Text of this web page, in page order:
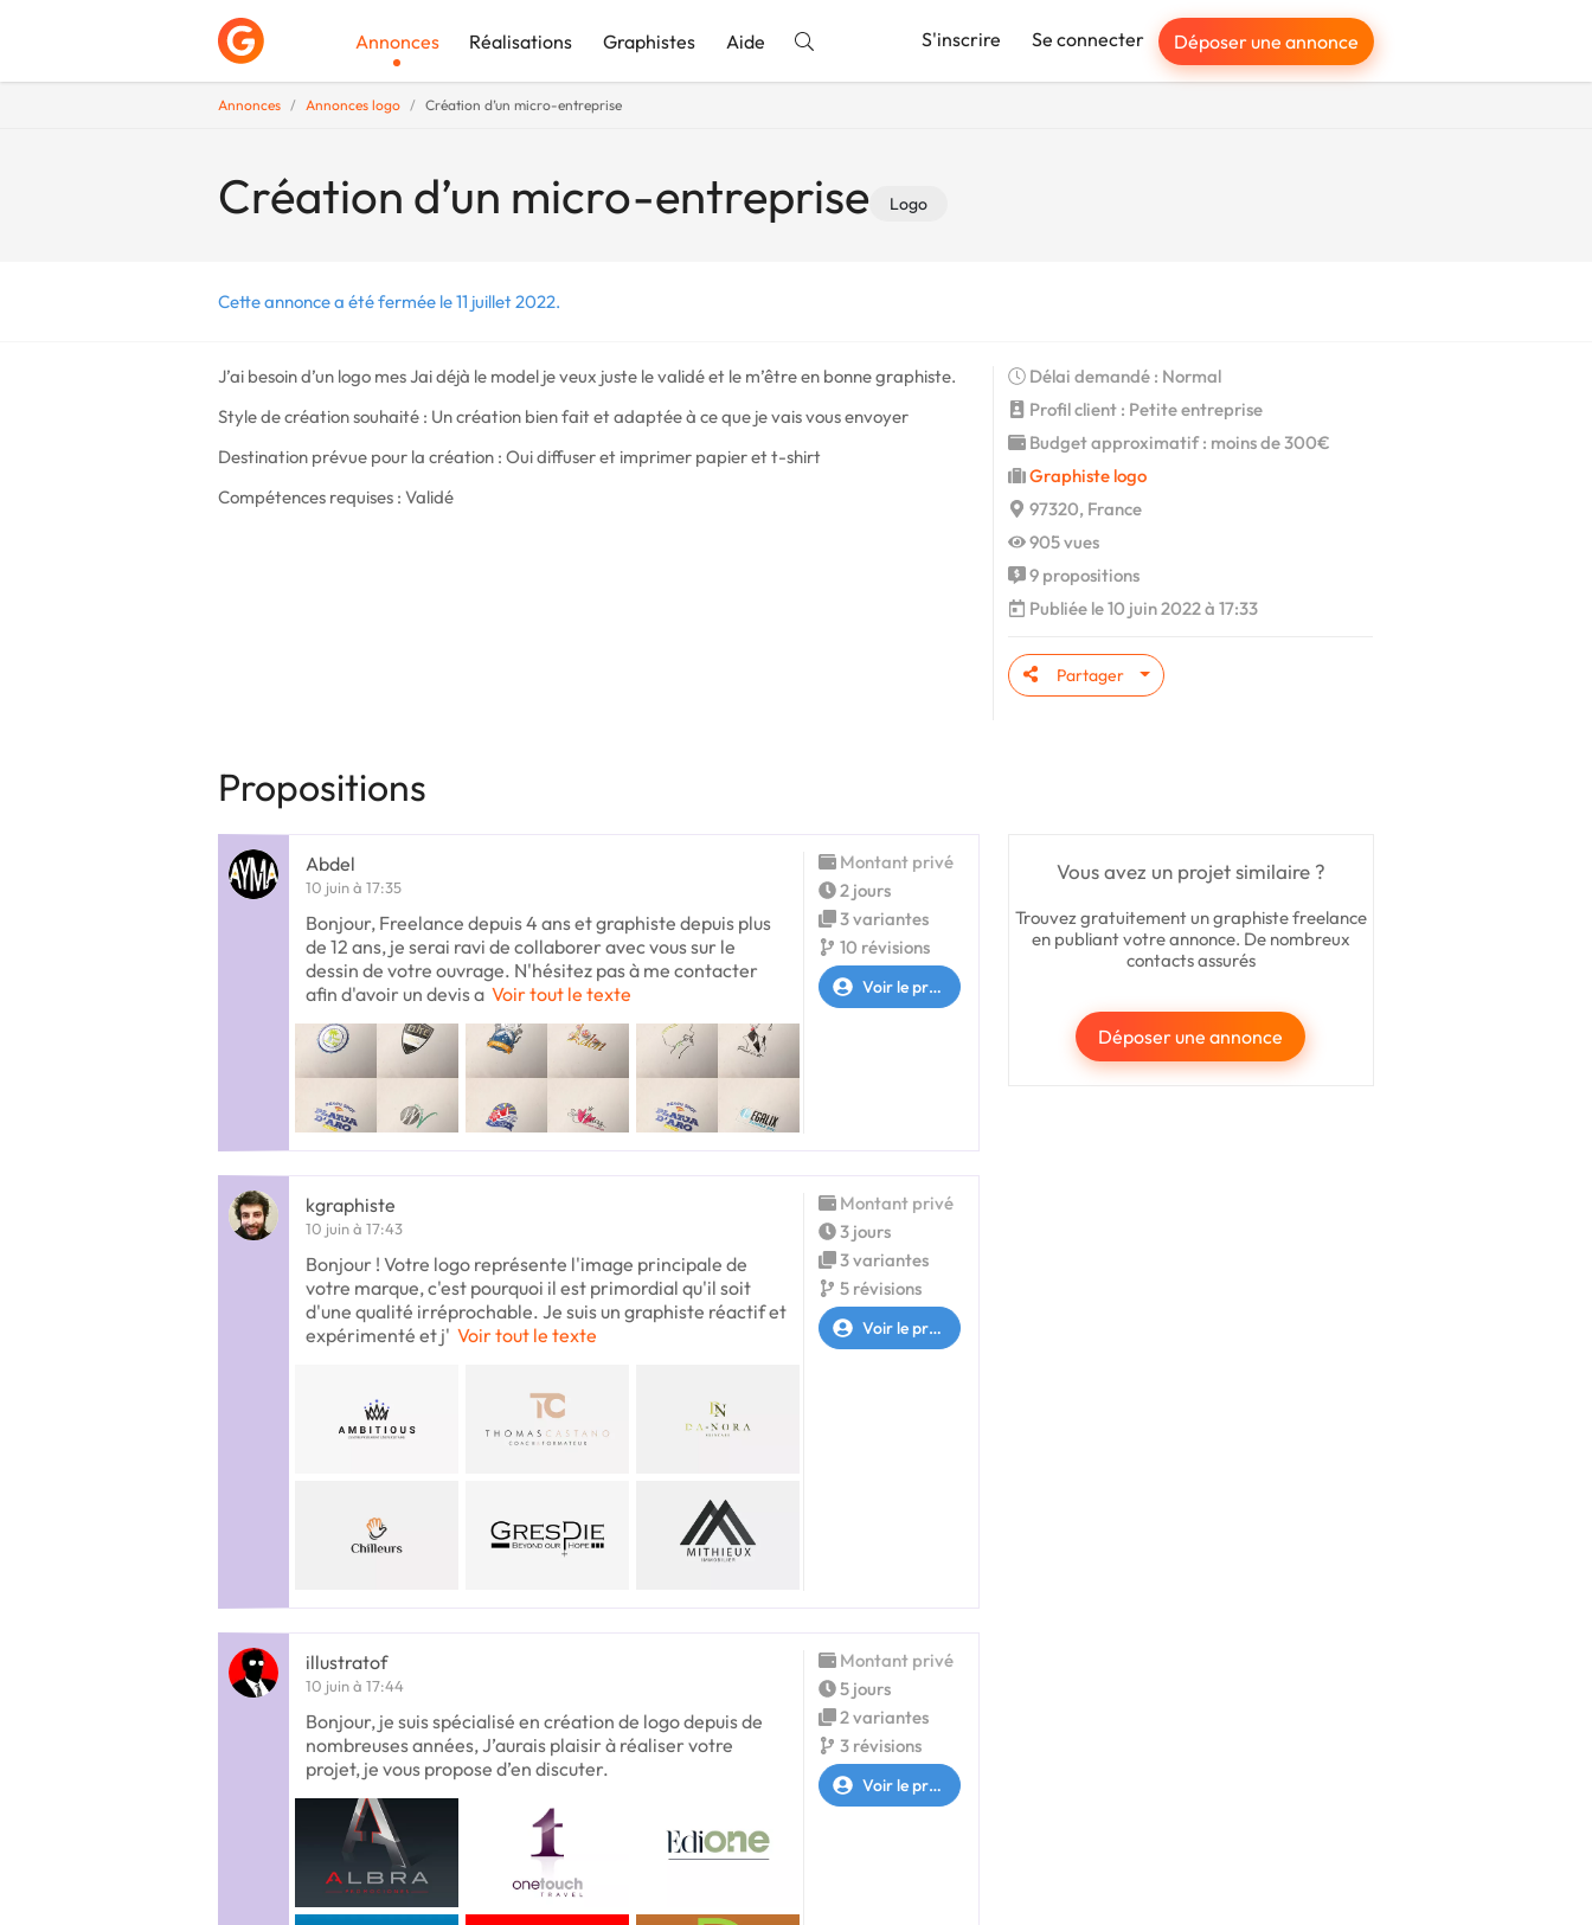
Annonces Réalisations Graphistes Aide S'inscrire Se connecter Déposer une annonce
Annonces Annonces logo Création d’un micro-entreprise
Création d’un micro-entreprise Logo
Cette annonce a été fermée le 11 juillet 2022.
J’ai besoin d’un logo mes Jai déjà le model je veux juste le validé et le m’être en bonne graphiste.
Style de création souhaité : Un création bien fait et adaptée à ce que je vais vous envoyer
Destination prévue pour la création : Oui diffuser et imprimer papier et t-shirt
Compétences requises : Validé
Délai demandé : Normal
Profil client : Petite entreprise
Budget approximatif : moins de 300€
Graphiste logo
97320, France
905 vues
9 propositions
Publiée le 10 juin 2022 à 17:33
Partager
Propositions
Vous avez un projet similaire ?
Trouvez gratuitement un graphiste freelance
en publiant votre annonce. De nombreux
contacts assurés
Déposer une annonce
Abdel
10 juin à 17:35
Bonjour, Freelance depuis 4 ans et graphiste depuis plus
de 12 ans, je serai ravi de collaborer avec vous sur le
dessin de votre ouvrage. N'hésitez pas à me contacter
afin d'avoir un devis a Voir tout le texte
Montant privé
2 jours
3 variantes
10 révisions
Voir le profil
kgraphiste
10 juin à 17:43
Bonjour ! Votre logo représente l'image principale de
votre marque, c'est pourquoi il est primordial qu'il soit
d'une qualité irréprochable. Je suis un graphiste réactif et
expérimenté et j' Voir tout le texte
Montant privé
3 jours
3 variantes
5 révisions
Voir le profil
illustratof
10 juin à 17:44
Bonjour, je suis spécialisé en création de logo depuis de
nombreuses années, J’aurais plaisir à réaliser votre
projet, je vous propose d’en discuter.
Montant privé
5 jours
2 variantes
3 révisions
Voir le profil